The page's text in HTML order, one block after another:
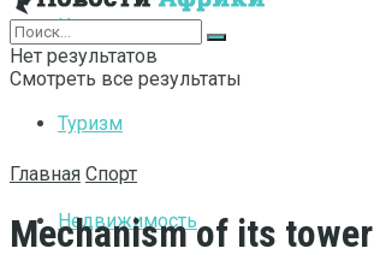
Интернет
Туризм
Недвижимость
Нет результатов
Смотреть все результаты
Главная Спорт
Mechanism of its tower